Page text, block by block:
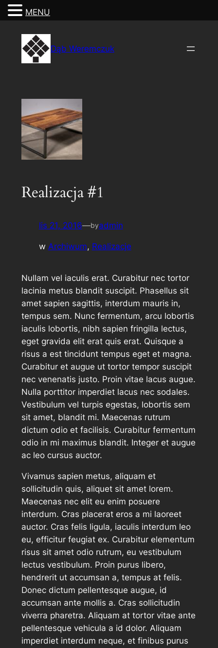
Dąb Weremczuk
Realizacja #1
lis 21, 2016—byadmin
w Archiwum, Realizacje
Nullam vel iaculis erat. Curabitur nec tortor
lacinia metus blandit suscipit. Phasellus sit
amet sapien sagittis, interdum mauris in,
tempus sem. Nunc fermentum, arcu lobortis
iaculis lobortis, nibh sapien fringilla lectus,
eget gravida elit erat quis erat. Quisque a
risus a est tincidunt tempus eget et magna.
Curabitur et augue ut tortor tempor suscipit
nec venenatis justo. Proin vitae lacus augue.
Nulla porttitor imperdiet lacus nec sodales.
Vestibulum vel turpis egestas, lobortis sem
sit amet, blandit mi. Maecenas rutrum
dictum odio et facilisis. Curabitur fermentum
odio in mi maximus blandit. Integer et augue
ac leo cursus auctor.
Vivamus sapien metus, aliquam et
sollicitudin quis, aliquet sit amet lorem.
Maecenas nec elit eu enim posuere
interdum. Cras placerat eros a mi laoreet
auctor. Cras felis ligula, iaculis interdum leo
eu, efficitur feugiat ex. Curabitur elementum
risus sit amet odio rutrum, eu vestibulum
lectus vestibulum. Proin purus libero,
hendrerit ut accumsan a, tempus at felis.
Donec dictum pellentesque augue, id
accumsan ante mollis a. Cras sollicitudin
viverra pharetra. Aliquam at tortor vitae ante
pellentesque vehicula a id dolor. Aliquam
imperdiet interdum neque, et finibus purus
MENU